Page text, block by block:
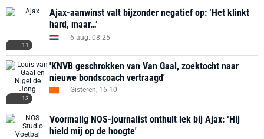
11
Ajax-aanwinst valt bijzonder negatief op: ‘Het klinkt
hard, maar…’
6 aug. 08:25
13
'KNVB geschrokken van Van Gaal, zoektocht naar
nieuwe bondscoach vertraagd'
Gisteren, 16:10
Voormalig NOS-journalist onthult lek bij Ajax: ‘Hij
hield mij op de hoogte'